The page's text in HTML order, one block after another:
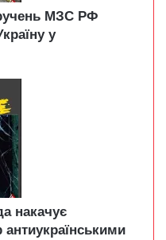
МЗС РФ
у
накачує
антиукраїнськими